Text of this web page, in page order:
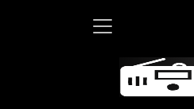
Debayle en W, lunes